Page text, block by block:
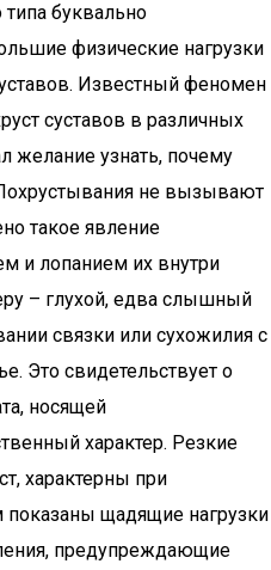
типа буквально
физические нагрузки
Известный феномен
суставов в различных
желание узнать, почему
Похрустывания не вызывают
такое явление
и лопанием их внутри
– глухой, едва слышный
связки или сухожилия с
Это свидетельствует о
носящей
характер. Резкие
характерны при
показаны щадящие нагрузки
предупреждающие